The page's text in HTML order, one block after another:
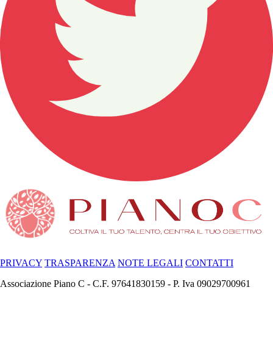
PRIVACY TRASPARENZA NOTE LEGALI CONTATTI
Associazione Piano C - C.F. 97641830159 - P. Iva 09029700961